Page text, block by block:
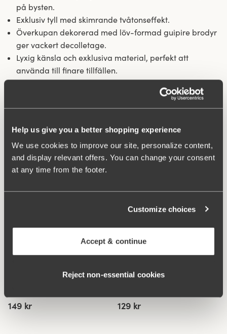
Help us give you a better shopping experience
We use cookies to improve our site, personalize content,
and display relevant offers. You can change your consent
at any time from the footer.
Customize choices
Accept & continue
Reject non‑essential cookies
på bysten.
Exklusiv tyll med skimrande tvåtonseffekt.
Överkupan dekorerad med löv-formad guipire brodyr
ger vackert decolletage.
Lyxig känsla och exklusiva material, perfekt att
använda till finare tillfällen.
46% polyester, 45% polyamid, 9% elastan
Hak och hysk: A-D 70-85: 2 på höjden. A-D 90 & E-F 70-
90: 3 på höjden.
Viewing image 1 of 2
maxitrosa
149 kr
Viewing image 1 of 2
brazilian trosa
129 kr